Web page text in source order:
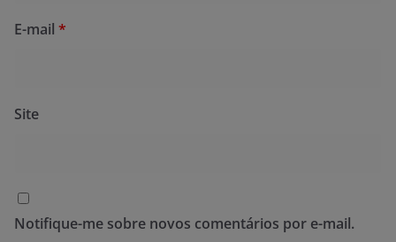
E-mail *
Site
Notifique-me sobre novos comentários por e-mail.